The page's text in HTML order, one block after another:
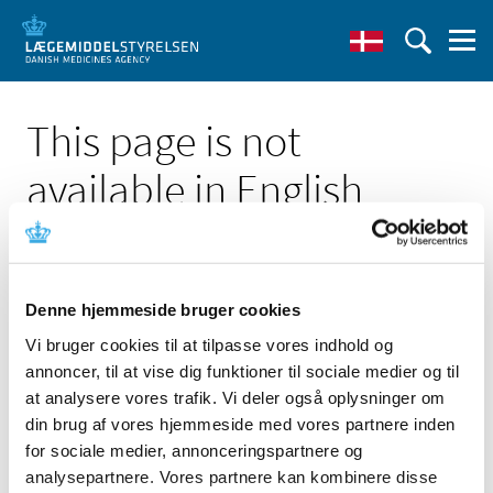
Denne hjemmeside bruger cookies
Vi bruger cookies til at tilpasse vores indhold og
annoncer, til at vise dig funktioner til sociale medier og til
at analysere vores trafik. Vi deler også oplysninger om
din brug af vores hjemmeside med vores partnere inden
for sociale medier, annonceringspartnere og
analysepartnere. Vores partnere kan kombinere disse
This page is not
available in English
Click here to see the Danish page 'Thermo ScientificTM
RemelTM Agglutinating Sera Shigella boydii Polyvalent 2
(7 to 11)'
Go to English frontpage